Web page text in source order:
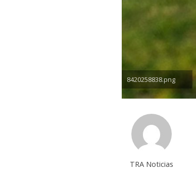
8420258838.png
TRA Noticias